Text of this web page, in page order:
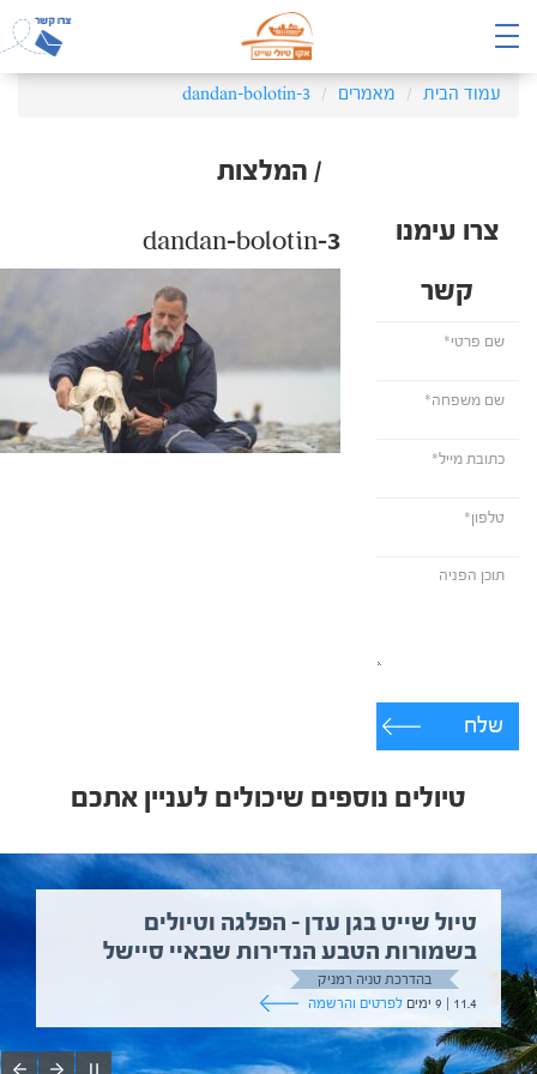
עמוד הבית מאמרים dandan-bolotin-3
/ המלצות
צרו עימנו
קשר
שלח
dandan-bolotin-3
טיולים נוספים שיכולים לעניין אתכם
טיול שייט בגן עדן – הפלגה וטיולים
בשמורות הטבע הנדירות שבאיי סיישל
בהדרכת טניה רמניק
11.4 | 9 ימים
לפרטים והרשמה